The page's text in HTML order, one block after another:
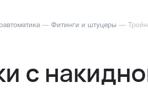
— Фитинги и штуцеры —
с